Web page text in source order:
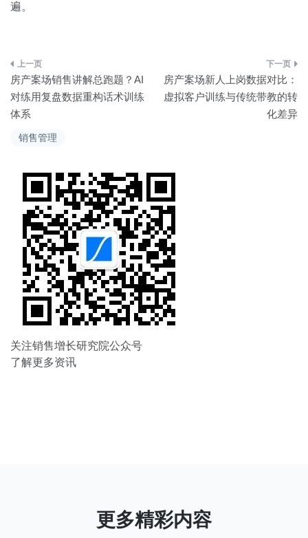
销售管理
遍。
文
章
导
房产案场销售讲解总跑题？AI
对练用复盘数据重构话术训练
体系
房产案场新人上岗数据对比：
虚拟客户训练与传统带教的转
化差异
关注销售增长研究院公众号
了解更多资讯